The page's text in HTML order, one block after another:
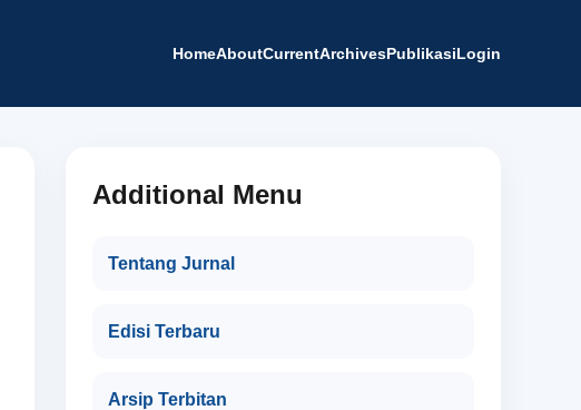
HomeAboutCurrentArchivesPublikasiLogin
Additional Menu
Tentang Jurnal
Edisi Terbaru
Arsip Terbitan